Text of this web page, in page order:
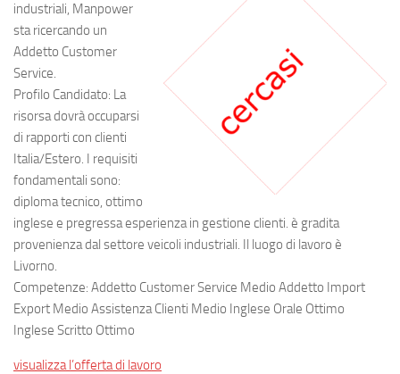
industriali, Manpower
sta ricercando un
Addetto Customer
Service.
Profilo Candidato: La
risorsa dovrà occuparsi
di rapporti con clienti
Italia/Estero. I requisiti
fondamentali sono:
diploma tecnico, ottimo
inglese e pregressa esperienza in gestione clienti. è gradita
provenienza dal settore veicoli industriali. Il luogo di lavoro è
Livorno.
Competenze: Addetto Customer Service Medio Addetto Import
Export Medio Assistenza Clienti Medio Inglese Orale Ottimo
Inglese Scritto Ottimo
visualizza l’offerta di lavoro